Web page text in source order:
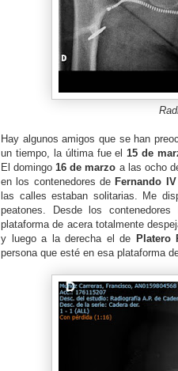
Hay algunos amigos que se han
un tiempo, la última fue el15 de
El domingo16 de marzo a las ocho
en los contenedores de Fernando IV
las calles estaban solitarias. Me
peatones. Desde los
plataforma de acera totalmente
y luego a la derecha el de Platero
persona que esté en esa plataforma